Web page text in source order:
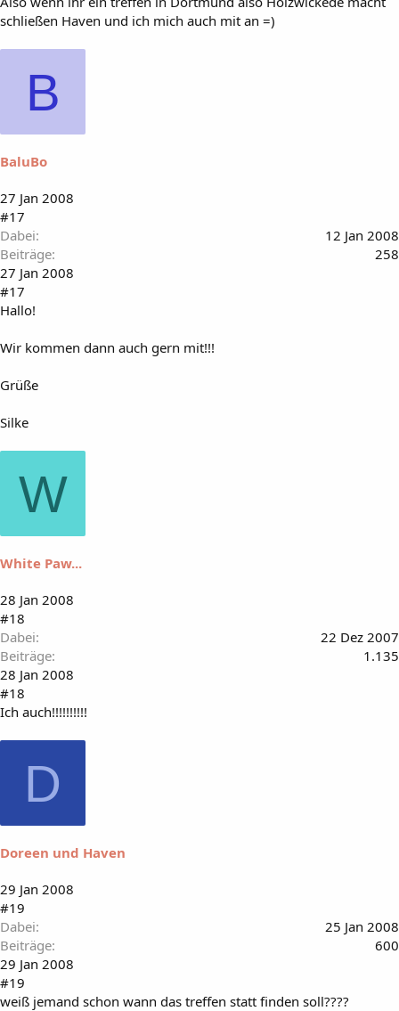
schließen Haven und ich mich auch mit an =)
B
BaluBo
27 Jan 2008
#17
Dabei
12 Jan 2008
Beiträge
258
27 Jan 2008
#17
Hallo!
Wir kommen dann auch gern mit!!!
Grüße
Silke
W
White Paw...
28 Jan 2008
#18
Dabei
22 Dez 2007
Beiträge
1.135
28 Jan 2008
#18
Ich auch!!!!!!!!!!
D
Doreen und Haven
29 Jan 2008
#19
Dabei
25 Jan 2008
Beiträge
600
29 Jan 2008
#19
weiß jemand schon wann das treffen statt finden soll????